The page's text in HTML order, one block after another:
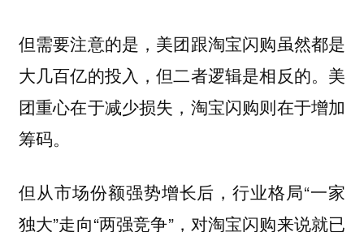
但需要注意的是，美团跟淘宝闪购虽然都是
大几百亿的投入，但二者逻辑是相反的。美
团重心在于减少损失，淘宝闪购则在于增加
筹码。
但从市场份额强势增长后，行业格局“一家
独大”走向“两强竞争”，对淘宝闪购来说就已